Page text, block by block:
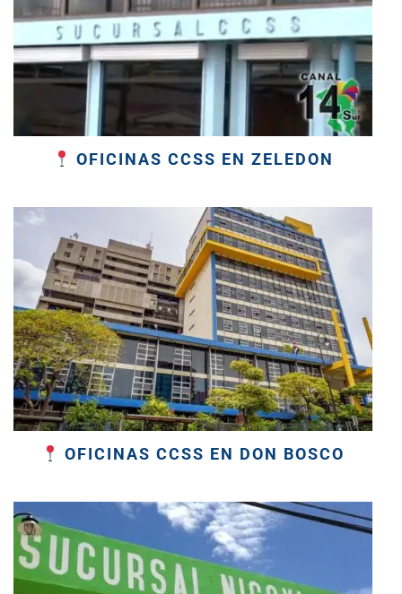
OFICINAS CCSS EN ZELEDON
OFICINAS CCSS EN DON BOSCO